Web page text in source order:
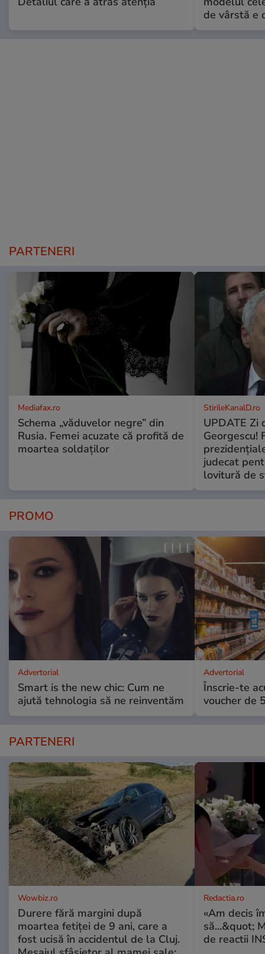
de vârstă e
PARTENERI
Mediafax.ro
Schema „văduvelor negre” din
Rusia. Femei acuzate că profită de
moartea soldaților
StirileKanalD.ro
UPDATE Zi
Georgescu!
judecat
lovitură de
PROMO
Advertorial
Smart is the new chic: Cum ne
ajută tehnologia să ne reinventăm
Advertorial
Înscrie-te
voucher de
PARTENERI
Wowbiz.ro
Durere fără margini după
moartea fetiței de 9 ani, care a
fost ucisă în accidentul de la Cluj.
Redactia.ro
«Am decis
să...&quot;
de reactii